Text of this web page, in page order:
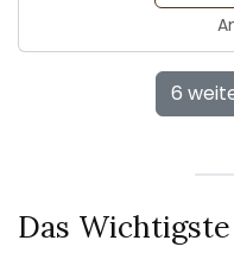
6
Das